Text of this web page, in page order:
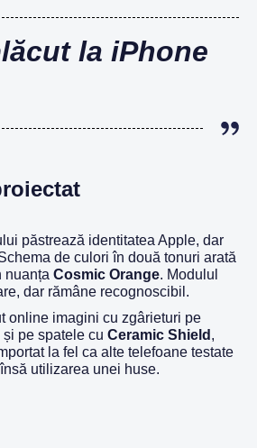
la iPhone
păstrează identitatea Apple, dar
de culori în două tonuri arată
nuanța Cosmic Orange. Modulul
dar rămâne recognoscibil.
online imagini cu zgârieturi pe
pe spatele cu Ceramic Shield ,
la fel ca alte telefoane testate
utilizarea unei huse.